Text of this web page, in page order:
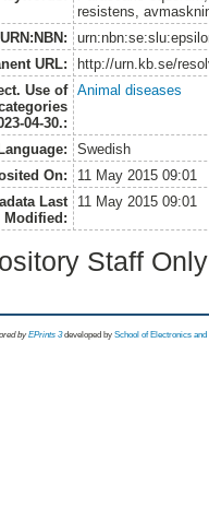
resistens,
URN:NBN:
URL:
http://urn.kb.se/
Use of
04-30.:
Animal diseases
Swedish
On:
11 May 2015 09:01
Last
Modified:
11 May 2015 09:01
Staff
byEPrints 3 developed by School of Electronics